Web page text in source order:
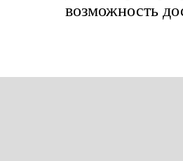
возможность